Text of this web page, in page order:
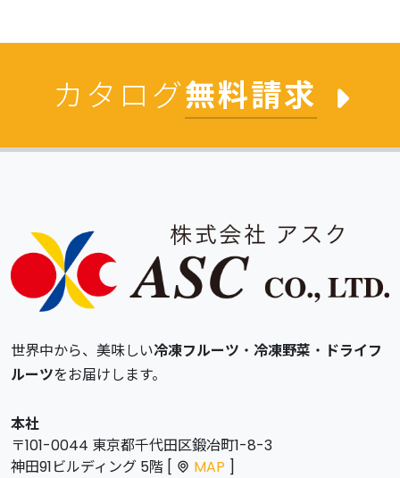
カタログ無料請求
世界中から、美味しい冷凍フルーツ ・ 冷凍野菜 ・ ドライフ
ルーツをお届けします。
本社
〒101-0044 東京都千代田区鍛冶町1-8-3
神田91ビルディング 5階 [
MAP ]